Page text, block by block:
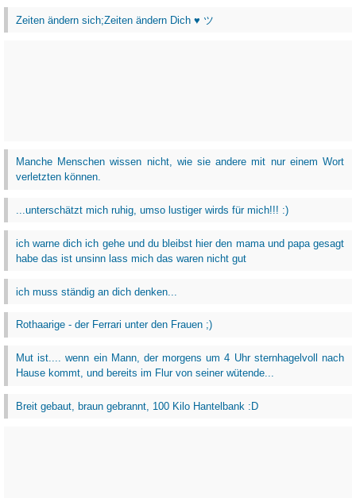
Zeiten ändern sich;Zeiten ändern Dich ♥ ツ
Manche Menschen wissen nicht, wie sie andere mit nur einem Wort
verletzten können.
...unterschätzt mich ruhig, umso lustiger wirds für mich!!! :)
ich warne dich ich gehe und du bleibst hier den mama und papa gesagt
habe das ist unsinn lass mich das waren nicht gut
ich muss ständig an dich denken...
Rothaarige - der Ferrari unter den Frauen ;)
Mut ist.... wenn ein Mann, der morgens um 4 Uhr sternhagelvoll nach
Hause kommt, und bereits im Flur von seiner wütende...
Breit gebaut, braun gebrannt, 100 Kilo Hantelbank :D